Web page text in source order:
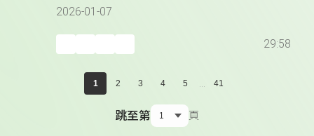
2026-01-07
29:58
1 2 3 4 5 ... 41
跳至第 頁